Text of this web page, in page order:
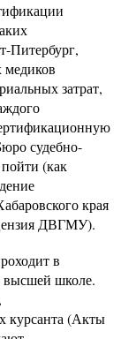
Питербург,
медиков
затрат,
судебно-
(как
края
ДВГМУ).
в
высшей школе.
курсанта (Акты